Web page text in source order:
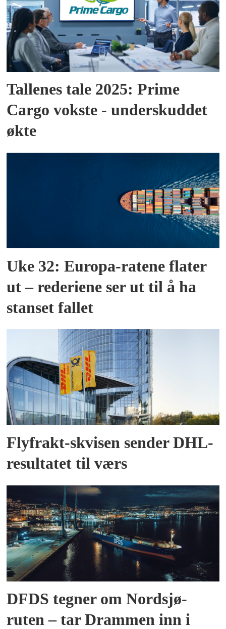
Tallenes tale 2025: Prime
Cargo vokste - underskuddet
økte
Uke 32: Europa-ratene flater
ut – rederiene ser ut til å ha
stanset fallet
Flyfrakt-skvisen sender DHL-
resultatet til værs
DFDS tegner om Nordsjø-
ruten – tar Drammen inn i